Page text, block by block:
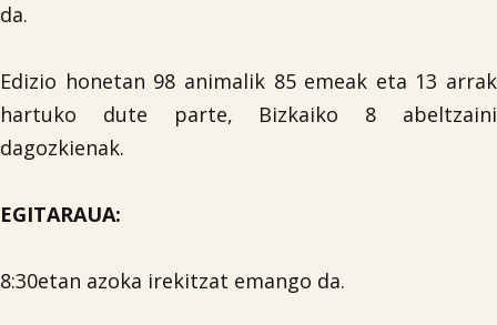
da.
Edizio honetan 98 animalik 85 emeak eta 13 arrak
hartuko dute parte, Bizkaiko 8 abeltzaini
dagozkienak.
EGITARAUA:
8:30etan azoka irekitzat emango da.